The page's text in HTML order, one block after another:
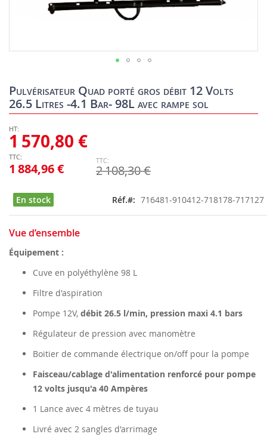
Pulvérisateur Quad porté gros débit 12 Volts
26.5 Litres -4.1 Bar- 98L avec rampe sol
1 884,96 €
1 570,80 €
2 108,30 €
En stock Réf. 716481-910412-718178-717127
Vue d’ensemble
Équipement :
Cuve en polyéthylène 98 L
Filtre d'aspiration
Pompe 12V, débit 26.5 l/min, pression maxi 4.1 bars
Régulateur de pression avec manomètre
Boitier de commande électrique on/off pour la pompe
Faisceau/cablage d'alimentation renforcé pour pompe
12 volts jusqu'a 40 Ampères
1 Lance avec 4 mètres de tuyau
Livré avec 2 sangles d'arrimage
to
the
beginning
the
images
gallery